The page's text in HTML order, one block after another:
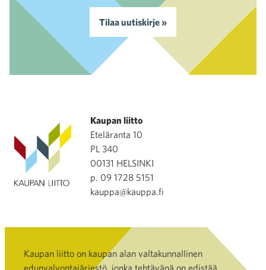
Tilaa uutiskirje »
Kaupan liitto
Eteläranta 10
PL 340
00131 HELSINKI
p. 09 1728 5151
kauppa@kauppa.fi
Kaupan liitto on kaupan alan valtakunnallinen
edunvalvontajärjestö, jonka tehtävänä on edistää